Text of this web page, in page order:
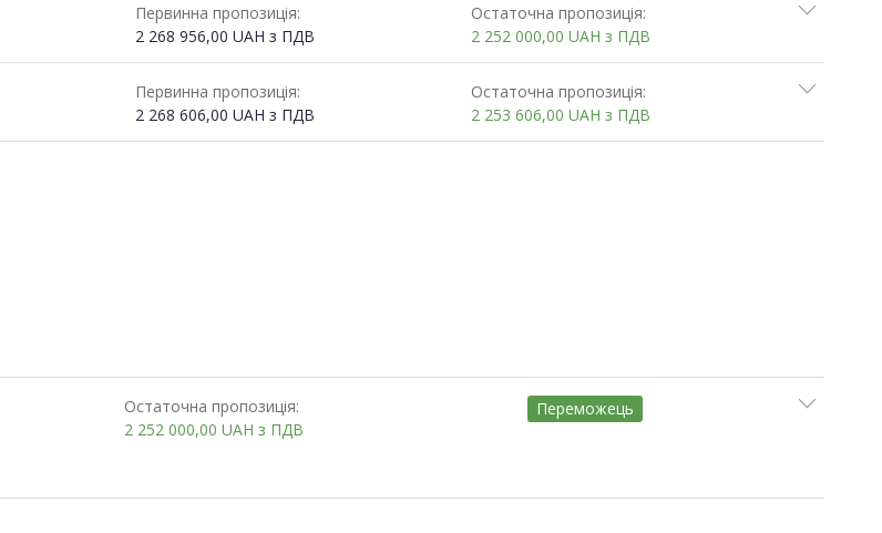
Первинна пропозиція:
2 268 956,00 UAH з ПДВ
Остаточна пропозиція:
2 252 000,00UAHз ПДВ
Первинна пропозиція:
2 268 606,00 UAH з ПДВ
Остаточна пропозиція:
2 253 606,00UAHз ПДВ
Остаточна пропозиція:
2 252 000,00 UAH з ПДВ
Переможець